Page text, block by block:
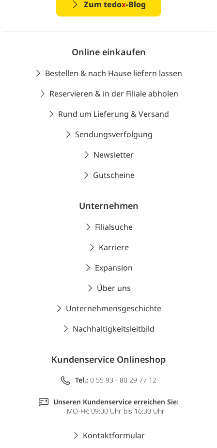
Zum tedox-Blog
Online einkaufen
Bestellen & nach Hause liefern lassen
Reservieren & in der Filiale abholen
Rund um Lieferung & Versand
Sendungsverfolgung
Newsletter
Gutscheine
Unternehmen
Filialsuche
Karriere
Expansion
Über uns
Unternehmensgeschichte
Nachhaltigkeitsleitbild
Kundenservice Onlineshop
Tel.: 0 55 93 - 80 29 77 12
Unseren Kundenservice erreichen Sie:
MO-FR: 09:00 Uhr bis 16:30 Uhr
Kontaktformular